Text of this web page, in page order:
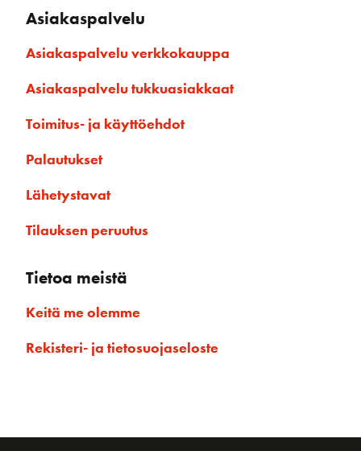
Asiakaspalvelu
Asiakaspalvelu verkkokauppa
Asiakaspalvelu tukkuasiakkaat
Toimitus- ja käyttöehdot
Palautukset
Lähetystavat
Tilauksen peruutus
Tietoa meistä
Keitä me olemme
Rekisteri- ja tietosuojaseloste